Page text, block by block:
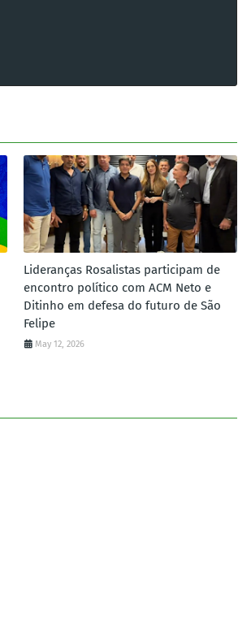
Lideranças Rosalistas participam de
encontro político com ACM Neto e
Ditinho em defesa do futuro de São
Felipe
May 12, 2026